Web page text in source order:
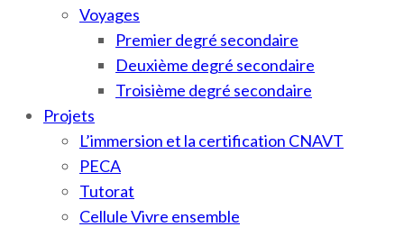
Voyages
Premier degré secondaire
Deuxième degré secondaire
Troisième degré secondaire
Projets
L’immersion et la certification CNAVT
PECA
Tutorat
Cellule Vivre ensemble